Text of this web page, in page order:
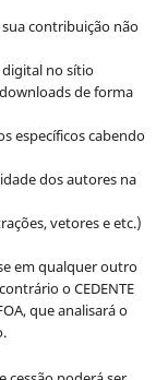
contribuição não
no sítio
de forma
específicos cabendo
dos autores na
vetores e etc.)
em qualquer outro
o CEDENTE
que analisará o